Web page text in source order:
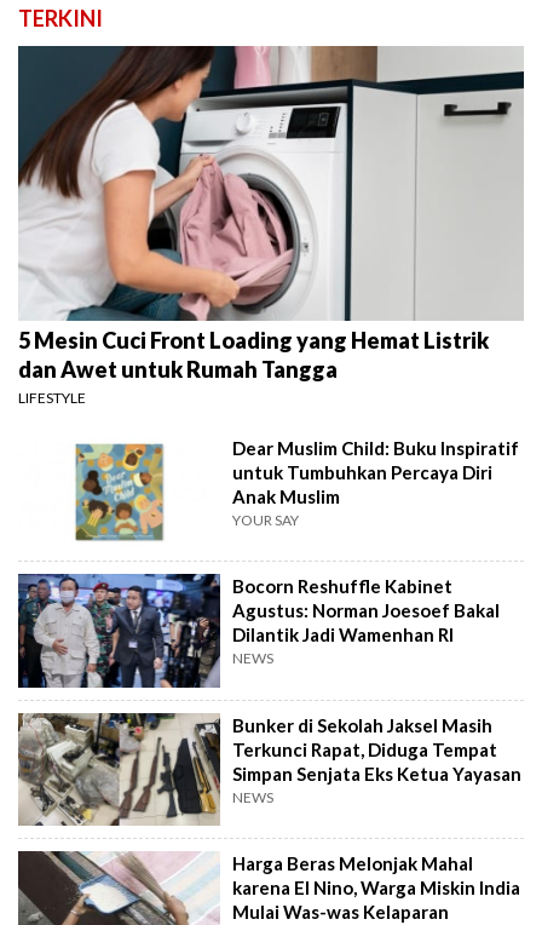
TERKINI
5 Mesin Cuci Front Loading yang Hemat Listrik
dan Awet untuk Rumah Tangga
LIFESTYLE
Dear Muslim Child: Buku Inspiratif
untuk Tumbuhkan Percaya Diri
Anak Muslim
YOUR SAY
Bocorn Reshuffle Kabinet
Agustus: Norman Joesoef Bakal
Dilantik Jadi Wamenhan RI
NEWS
Bunker di Sekolah Jaksel Masih
Terkunci Rapat, Diduga Tempat
Simpan Senjata Eks Ketua Yayasan
NEWS
Harga Beras Melonjak Mahal
karena El Nino, Warga Miskin India
Mulai Was-was Kelaparan